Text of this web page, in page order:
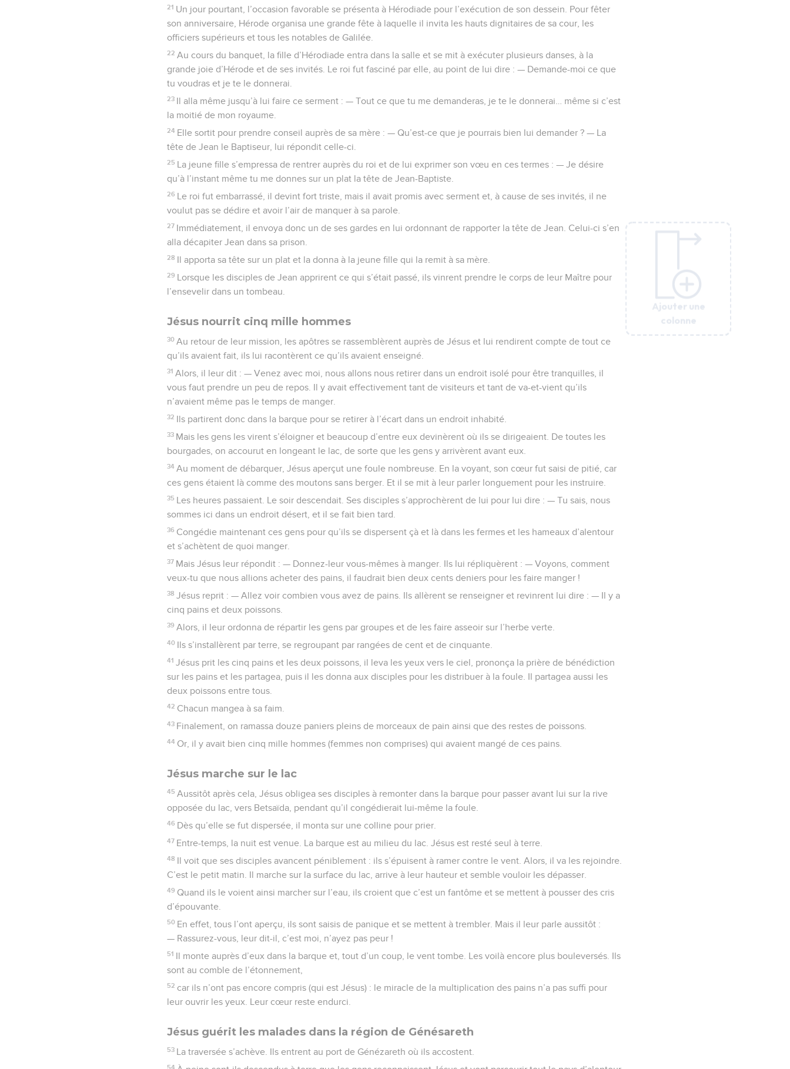
Ajouter une
colonne
21 Un jour pourtant, l’occasion favorable se présenta à Hérodiade pour l’exécution de son dessein. Pour fêter
son anniversaire, Hérode organisa une grande fête à laquelle il invita les hauts dignitaires de sa cour, les
officiers supérieurs et tous les notables de Galilée.
22 Au cours du banquet, la fille d’Hérodiade entra dans la salle et se mit à exécuter plusieurs danses, à la
grande joie d’Hérode et de ses invités. Le roi fut fasciné par elle, au point de lui dire : — Demande-moi ce que
tu voudras et je te le donnerai.
23 Il alla même jusqu’à lui faire ce serment : — Tout ce que tu me demanderas, je te le donnerai… même si c’est
la moitié de mon royaume.
24 Elle sortit pour prendre conseil auprès de sa mère : — Qu’est-ce que je pourrais bien lui demander ? — La
tête de Jean le Baptiseur, lui répondit celle-ci.
25 La jeune fille s’empressa de rentrer auprès du roi et de lui exprimer son vœu en ces termes : — Je désire
qu’à l’instant même tu me donnes sur un plat la tête de Jean-Baptiste.
26 Le roi fut embarrassé, il devint fort triste, mais il avait promis avec serment et, à cause de ses invités, il ne
voulut pas se dédire et avoir l’air de manquer à sa parole.
27 Immédiatement, il envoya donc un de ses gardes en lui ordonnant de rapporter la tête de Jean. Celui-ci s’en
alla décapiter Jean dans sa prison.
28 Il apporta sa tête sur un plat et la donna à la jeune fille qui la remit à sa mère.
29 Lorsque les disciples de Jean apprirent ce qui s’était passé, ils vinrent prendre le corps de leur Maître pour
l’ensevelir dans un tombeau.
Jésus nourrit cinq mille hommes
30 Au retour de leur mission, les apôtres se rassemblèrent auprès de Jésus et lui rendirent compte de tout ce
qu’ils avaient fait, ils lui racontèrent ce qu’ils avaient enseigné.
31 Alors, il leur dit : — Venez avec moi, nous allons nous retirer dans un endroit isolé pour être tranquilles, il
vous faut prendre un peu de repos. Il y avait effectivement tant de visiteurs et tant de va-et-vient qu’ils
n’avaient même pas le temps de manger.
32 Ils partirent donc dans la barque pour se retirer à l’écart dans un endroit inhabité.
33 Mais les gens les virent s’éloigner et beaucoup d’entre eux devinèrent où ils se dirigeaient. De toutes les
bourgades, on accourut en longeant le lac, de sorte que les gens y arrivèrent avant eux.
34 Au moment de débarquer, Jésus aperçut une foule nombreuse. En la voyant, son cœur fut saisi de pitié, car
ces gens étaient là comme des moutons sans berger. Et il se mit à leur parler longuement pour les instruire.
35 Les heures passaient. Le soir descendait. Ses disciples s’approchèrent de lui pour lui dire : — Tu sais, nous
sommes ici dans un endroit désert, et il se fait bien tard.
36 Congédie maintenant ces gens pour qu’ils se dispersent çà et là dans les fermes et les hameaux d’alentour
et s’achètent de quoi manger.
37 Mais Jésus leur répondit : — Donnez-leur vous-mêmes à manger. Ils lui répliquèrent : — Voyons, comment
veux-tu que nous allions acheter des pains, il faudrait bien deux cents deniers pour les faire manger !
38 Jésus reprit : — Allez voir combien vous avez de pains. Ils allèrent se renseigner et revinrent lui dire : — Il y a
cinq pains et deux poissons.
39 Alors, il leur ordonna de répartir les gens par groupes et de les faire asseoir sur l’herbe verte.
40 Ils s’installèrent par terre, se regroupant par rangées de cent et de cinquante.
41 Jésus prit les cinq pains et les deux poissons, il leva les yeux vers le ciel, prononça la prière de bénédiction
sur les pains et les partagea, puis il les donna aux disciples pour les distribuer à la foule. Il partagea aussi les
deux poissons entre tous.
42 Chacun mangea à sa faim.
43 Finalement, on ramassa douze paniers pleins de morceaux de pain ainsi que des restes de poissons.
44 Or, il y avait bien cinq mille hommes (femmes non comprises) qui avaient mangé de ces pains.
Jésus marche sur le lac
45 Aussitôt après cela, Jésus obligea ses disciples à remonter dans la barque pour passer avant lui sur la rive
opposée du lac, vers Betsaïda, pendant qu’il congédierait lui-même la foule.
46 Dès qu’elle se fut dispersée, il monta sur une colline pour prier.
47 Entre-temps, la nuit est venue. La barque est au milieu du lac. Jésus est resté seul à terre.
48 Il voit que ses disciples avancent péniblement : ils s’épuisent à ramer contre le vent. Alors, il va les rejoindre.
C’est le petit matin. Il marche sur la surface du lac, arrive à leur hauteur et semble vouloir les dépasser.
49 Quand ils le voient ainsi marcher sur l’eau, ils croient que c’est un fantôme et se mettent à pousser des cris
d’épouvante.
50 En effet, tous l’ont aperçu, ils sont saisis de panique et se mettent à trembler. Mais il leur parle aussitôt :
— Rassurez-vous, leur dit-il, c’est moi, n’ayez pas peur !
51 Il monte auprès d’eux dans la barque et, tout d’un coup, le vent tombe. Les voilà encore plus bouleversés. Ils
sont au comble de l’étonnement,
52 car ils n’ont pas encore compris (qui est Jésus) : le miracle de la multiplication des pains n’a pas suffi pour
leur ouvrir les yeux. Leur cœur reste endurci.
Jésus guérit les malades dans la région de Génésareth
53 La traversée s’achève. Ils entrent au port de Génézareth où ils accostent.
54
Ajouter une
colonne
Ajouter une
colonne
Ajouter une
colonne
Ajouter une
colonne